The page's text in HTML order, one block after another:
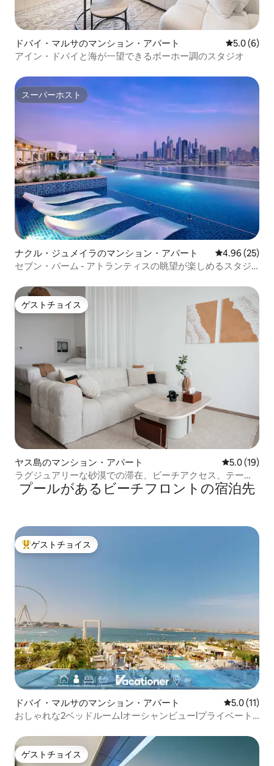
ドバイ・マルサのマンション・アパート レビュー6
5.0 (6)
アイン・ドバイと海が一望できるボーホー調のスタジオ
スーパーホスト
スーパーホスト
ナクル・ジュメイラのマンション・アパート レビュー25
4.96 (25)
セブン・パーム - アトランティスの眺望が楽しめるスタジ
ゲストチョイス
ゲストチョイス
ヤス島のマンション・アパート レビュー19
5.0 (19)
ラグジュアリーな砂漠での滞在、ビーチアクセス、テーマ
パーク
プールがあるビーチフロントの宿泊先
大好評のゲストチョイスです。
ゲストチョイス
ドバイ・マルサのマンション・アパート レビュー11
5.0 (11)
おしゃれな2ベッドルームlオーシャンビューlプライベート
ゲストチョイス
ゲストチョイス